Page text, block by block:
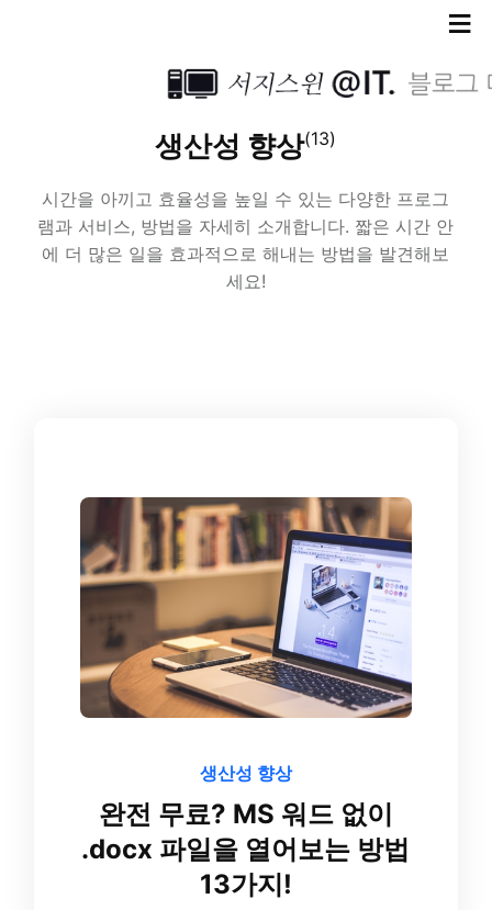
≡
생산성 향상(13)
시간을 아끼고 효율성을 높일 수 있는 다양한 프로그
램과 서비스, 방법을 자세히 소개합니다. 짧은 시간 안
에 더 많은 일을 효과적으로 해내는 방법을 발견해보
세요!
생산성 향상
완전 무료? MS 워드 없이
.docx 파일을 열어보는 방법
13가지!